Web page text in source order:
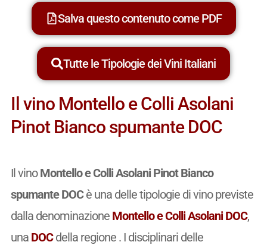
Salva questo contenuto come PDF
Tutte le Tipologie dei Vini Italiani
Il vino Montello e Colli Asolani
Pinot Bianco spumante DOC
Il vinoMontello e Colli Asolani Pinot Bianco
spumante DOCè una delle tipologie di vino previste
dalla denominazione Montello e Colli Asolani DOC,
una DOCdella regione . I disciplinari delle